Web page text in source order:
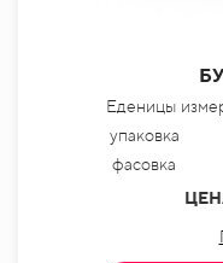
Еденицы
упаковка
фасовка